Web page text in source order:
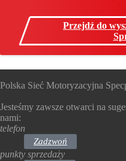
Przejdź do
Polska Sieć Motoryzacyjna
Jesteśmy zawsze otwarci na
nami:
telefon
Zadzwoń
punkty sprzedaży